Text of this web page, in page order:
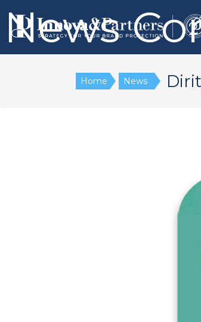
News
Home News